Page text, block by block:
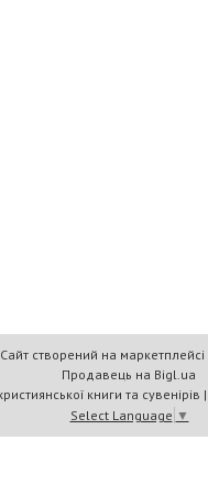
Сайт створений на маркетплейсі
Продавець на Bigl.ua
Книжковий дім «Барви+» — Інтернет магазин християнської книги та сувенірів |
Select Language ▼